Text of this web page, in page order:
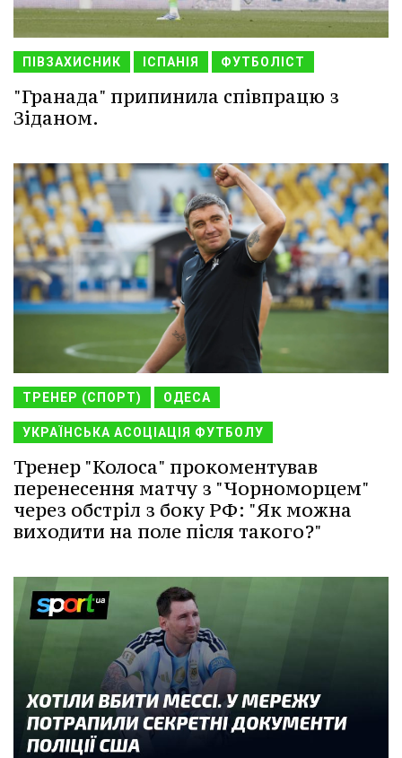
ПІВЗАХИСНИК ІСПАНІЯ ФУТБОЛІСТ
"Гранада" припинила співпрацю з
Зіданом.
ТРЕНЕР (СПОРТ) ОДЕСА
УКРАЇНСЬКА АСОЦІАЦІЯ ФУТБОЛУ
Тренер "Колоса" прокоментував
перенесення матчу з "Чорноморцем"
через обстріл з боку РФ: "Як можна
виходити на поле після такого?"